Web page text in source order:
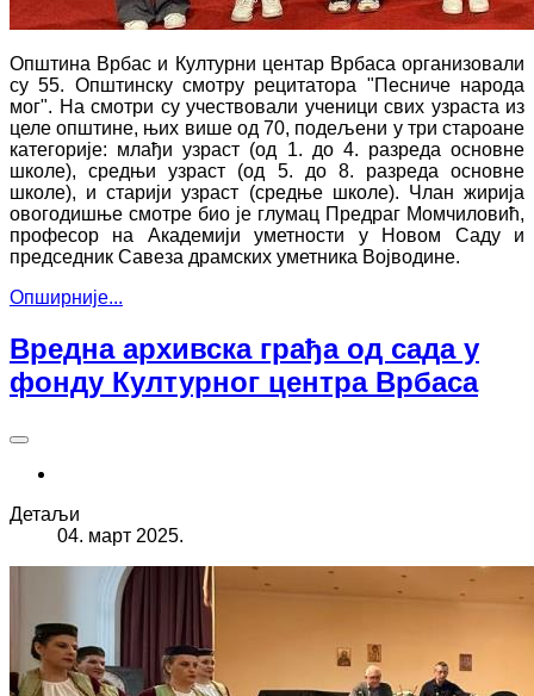
Општина Врбас и Културни центар Врбаса организовали
су 55. Општинску смотру рецитатора "Песниче народа
мог". На смотри су учествовали ученици свих узраста из
целе општине, њих више од 70, подељени у три староане
категорије: млађи узраст (од 1. до 4. разреда основне
школе), средњи узраст (од 5. до 8. разреда основне
школе), и старији узраст (средње школе). Члан жирија
овогодишње смотре био је глумац Предраг Момчиловић,
професор на Академији уметности у Новом Саду и
председник Савеза драмских уметника Војводине.
Опширније...
Вредна архивска грађа од сада у
фонду Културног центра Врбаса
Детаљи
04. март 2025.